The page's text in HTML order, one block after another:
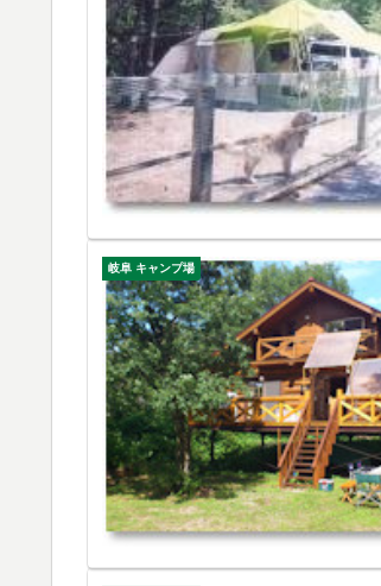
岐阜 キャンプ場